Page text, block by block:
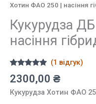
Хотин ФАО 250 | насіння
Кукурудза
насіння
Рейтинг
5.00з 5 на
опитування
1
(1 відгук)
2300,00 ₴
Кукурудза Хотин ФАО